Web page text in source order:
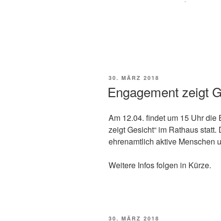
VERÖFFENTLICHT
30. MÄRZ 2018
Engagement zeigt
Am 12.04. findet um 15 Uhr die
zeigt Gesicht“ im Rathaus
ehrenamtlich aktive Menschen
Weitere Infos folgen in Kürze.
VERÖFFENTLICHT
30. MÄRZ 2018